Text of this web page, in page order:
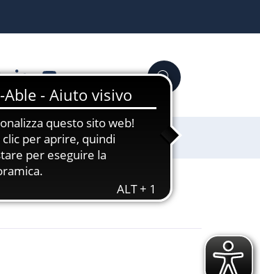
Instagram
LinkedinYouTube Cerca
Sostienici